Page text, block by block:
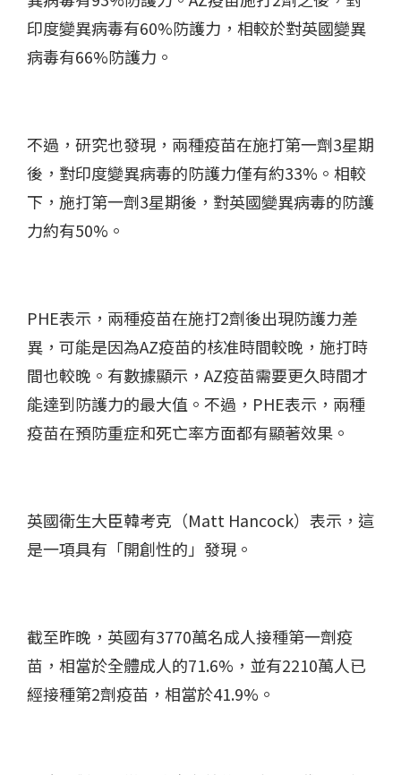
印度變異病毒有60%防護力，相較於對英國變異
病毒有66%防護力。
不過，研究也發現，兩種疫苗在施打第一劑3星期
後，對印度變異病毒的防護力僅有約33%。相較
下，施打第一劑3星期後，對英國變異病毒的防護
力約有50%。
PHE表示，兩種疫苗在施打2劑後出現防護力差
異，可能是因為AZ疫苗的核准時間較晚，施打時
間也較晚。有數據顯示，AZ疫苗需要更久時間才
能達到防護力的最大值。不過，PHE表示，兩種
疫苗在預防重症和死亡率方面都有顯著效果。
英國衛生大臣韓考克（Matt Hancock）表示，這
是一項具有「開創性的」發現。
截至昨晚，英國有3770萬名成人接種第一劑疫
苗，相當於全體成人的71.6%，並有2210萬人已
經接種第2劑疫苗，相當於41.9%。